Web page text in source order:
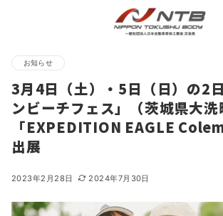
お知らせ
3月4日（土）・5日（日）の2
ンビーチフェス」（茨城県大洗
「EXPEDITION EAGLE
出展
2023年2月28日 2024年7月30日